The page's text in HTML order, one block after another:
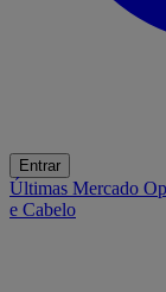
Entrar
Últimas Mercado
e Cabelo